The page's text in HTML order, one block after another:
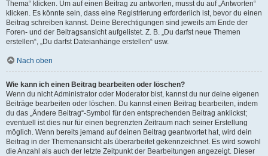
Thema“ klicken. Um auf einen Beitrag zu antworten, musst du auf „Antworten“
klicken. Es könnte sein, dass eine Registrierung erforderlich ist, bevor du einen
Beitrag schreiben kannst. Deine Berechtigungen sind jeweils am Ende der
Foren- und der Beitragsansicht aufgelistet. Z. B. „Du darfst neue Themen
erstellen“, „Du darfst Dateianhänge erstellen“ usw.
Nach oben
Wie kann ich einen Beitrag bearbeiten oder löschen?
Wenn du nicht Administrator oder Moderator bist, kannst du nur deine eigenen
Beiträge bearbeiten oder löschen. Du kannst einen Beitrag bearbeiten, indem
du das „Ändere Beitrag“-Symbol für den entsprechenden Beitrag anklickst;
eventuell ist dies nur für einen begrenzten Zeitraum nach seiner Erstellung
möglich. Wenn bereits jemand auf deinen Beitrag geantwortet hat, wird dein
Beitrag in der Themenansicht als überarbeitet gekennzeichnet. Es wird sowohl
die Anzahl als auch der letzte Zeitpunkt der Bearbeitungen angezeigt. Dieser